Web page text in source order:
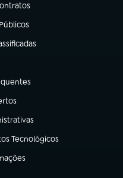
aba)
aba)
em nova aba)
aba)
aba)
Tecnológicos
aba)